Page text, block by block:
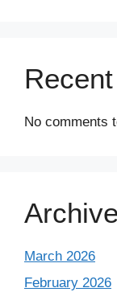
No comments
March 2026
February 2026